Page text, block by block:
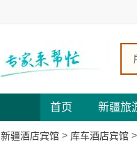
首页 新疆旅
新疆酒店宾馆 > 库车酒店宾馆 >